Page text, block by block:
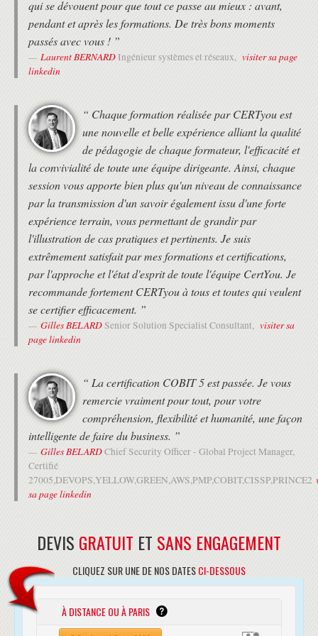
DEROULEMENT
• Les horaires de fin de journée sont adaptés en fonction des
horaires des trains ou des avions des différents participants.
• Une attestation de suivi de formation vous sera remise en fin de
formation.
qui se dévouent pour que tout ce passe au mieux : avant,
pendant et après les formations. De très bons moments
passés avec vous ! ”
Laurent BERNARD Ingénieur systèmes et réseaux, visiter sa page
linkedin
“ Chaque formation réalisée par CERTyou est
une nouvelle et belle expérience alliant la qualité
de pédagogie de chaque formateur, l'efficacité et
la convivialité de toute une équipe dirigeante. Ainsi, chaque
session vous apporte bien plus qu'un niveau de connaissance
par la transmission d'un savoir également issu d'une forte
expérience terrain, vous permettant de grandir par
l'illustration de cas pratiques et pertinents. Je suis
extrêmement satisfait par mes formations et certifications,
par l'approche et l'état d'esprit de toute l'équipe CertYou. Je
recommande fortement CERTyou à tous et toutes qui veulent
se certifier efficacement. ”
Gilles BELARDSenior Solution Specialist Consultant, visiter sa
page linkedin
“ La certification COBIT 5 est passée. Je vous
remercie vraiment pour tout, pour votre
compréhension, flexibilité et humanité, une façon
intelligente de faire du business. ”
Gilles BELARDChief Security Officer - Global Project Manager,
Certifié
27005,DEVOPS,YELLOW,GREEN,AWS,PMP,COBIT,CISSP,PRINCE2
sa page linkedin
DEVIS GRATUIT ET SANS ENGAGEMENT
CLIQUEZ SUR UNE DE NOS DATESCI-DESSOUS
À DISTANCE OU À PARIS